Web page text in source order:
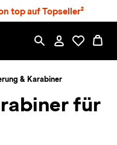
top auf Topseller²
& Karabiner
für